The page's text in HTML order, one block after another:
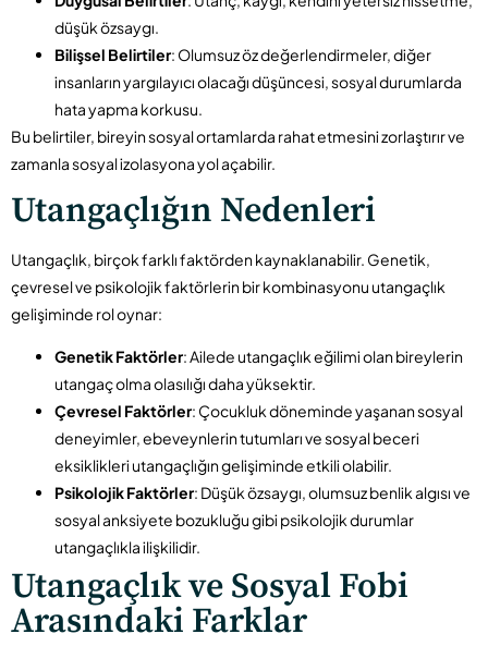
düşük özsaygı.
Bilişsel Belirtiler: Olumsuz öz değerlendirmeler, diğer
insanların yargılayıcı olacağı düşüncesi, sosyal durumlarda
hata yapma korkusu.
Bu belirtiler, bireyin sosyal ortamlarda rahat etmesini zorlaştırır ve
zamanla sosyal izolasyona yol açabilir.
Utangaçlığın Nedenleri
Utangaçlık, birçok farklı faktörden kaynaklanabilir. Genetik,
çevresel ve psikolojik faktörlerin bir kombinasyonu utangaçlık
gelişiminde rol oynar:
Genetik Faktörler: Ailede utangaçlık eğilimi olan bireylerin
utangaç olma olasılığı daha yüksektir.
Çevresel Faktörler: Çocukluk döneminde yaşanan sosyal
deneyimler, ebeveynlerin tutumları ve sosyal beceri
eksiklikleri utangaçlığın gelişiminde etkili olabilir.
Psikolojik Faktörler: Düşük özsaygı, olumsuz benlik algısı ve
sosyal anksiyete bozukluğu gibi psikolojik durumlar
utangaçlıkla ilişkilidir.
Utangaçlık ve Sosyal Fobi
Arasındaki Farklar